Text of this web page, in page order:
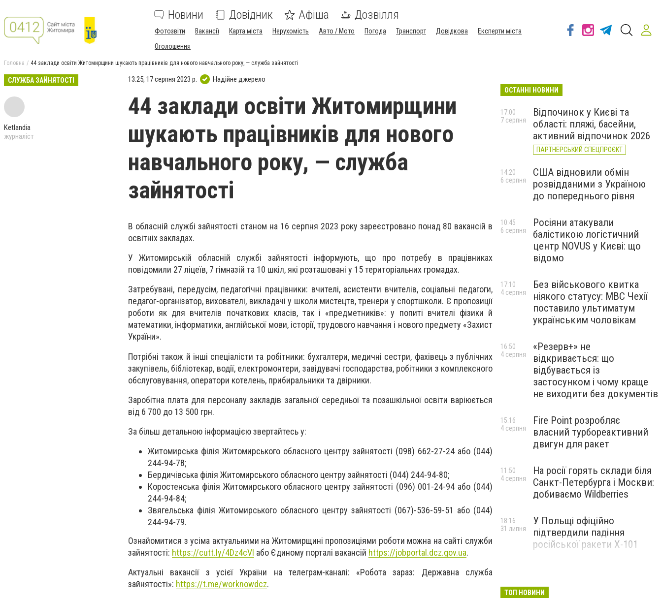
Новини Довідник Афіша Дозвілля
Фотозвіти Вакансії Карта міста Нерухомість Авто / Мото Погода Транспорт Довідкова
Експерти міста
Оголошення
Головна 44 заклади освіти Житомирщини шукають працівників для нового навчального року, — служба зайнятості
СЛУЖБА ЗАЙНЯТОСТІ
Ketlandia
журналіст
13:25, 17 серпня 2023 р. Надійне джерело
44 заклади освіти Житомирщини
шукають працівників для нового
навчального року, — служба
зайнятості
В обласній службі зайнятості станом на 16 серпня 2023 року зареєстровано понад 80 вакансій в
освітніх закладах.
У Житомирській обласній службі зайнятості інформують, що про потребу в працівниках
повідомили 27 ліцеїв, 7 гімназій та 10 шкіл, які розташовані у 15 територіальних громадах.
Затребувані, передусім, педагогічні працівники: вчителі, асистенти вчителів, соціальні педагоги,
педагог-організатор, вихователі, викладачі у школи мистецтв, тренери у спортшколи. Є пропозиції
роботи як для вчителів початкових класів, так і «предметників»: у попиті вчителі фізики й
математики, інформатики, англійської мови, історії, трудового навчання і нового предмету «Захист
України».
Потрібні також й інші спеціалісти та робітники: бухгалтери, медичні сестри, фахівець з публічних
закупівель, бібліотекар, водії, електромонтери, завідувачі господарства, робітники з комплексного
обслуговування, оператори котелень, прибиральники та двірники.
Заробітна плата для персоналу закладів загальної середньої та позашкільної освіти варіюється
від 6 700 до 13 500 грн.
За більш детальною інформацією звертайтесь у:
Житомирська філія Житомирського обласного центру зайнятості (098) 662-27-24 або (044)
244-94-78;
Бердичівська філія Житомирського обласного центру зайнятості (044) 244-94-80;
Коростенська філія Житомирського обласного центру зайнятості (096) 001-24-94 або (044)
244-94-84;
Звягельська філія Житомирського обласного центру зайнятості (067)-536-59-51 або (044)
244-94-79.
Ознайомитися з усіма актуальними на Житомирщині пропозиціями роботи можна на сайті служби
зайнятості: https://cutt.ly/4Dz4cVI або Єдиному порталі вакансій https://jobportal.dcz.gov.ua.
Актуальні вакансії з усієї України на телеграм-каналі: «Робота зараз: Державна служба
зайнятості»: https://t.me/worknowdcz.
ОСТАННІ НОВИНИ
Відпочинок у Києві та
області: пляжі, басейни,
активний відпочинок 2026
ПАРТНЕРСЬКИЙ СПЕЦПРОЄКТ
17:00
7 серпня
США відновили обмін
розвідданими з Україною
до попереднього рівня
14:20
6 серпня
Росіяни атакували
балістикою логістичний
центр NOVUS у Києві: що
відомо
10:45
6 серпня
Без військового квитка
ніякого статусу: МВС Чехії
поставило ультиматум
українським чоловікам
17:10
4 серпня
«Резерв+» не
відкривається: що
відбувається із
застосунком і чому краще
не виходити без документів
16:50
4 серпня
Fire Point розробляє
власний турбореактивний
двигун для ракет
15:16
4 серпня
На росії горять склади біля
Санкт-Петербурга і Москви:
добиваємо Wildberries
11:50
4 серпня
У Польщі офіційно
підтвердили падіння
російської ракети Х-101
18:16
31 липня
ТОП НОВИНИ